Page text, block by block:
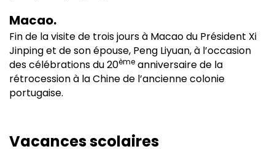
Macao.
Fin de la visite de trois jours à Macao du Président Xi
Jinping et de son épouse, Peng Liyuan, à l’occasion
des célébrations du 20ème anniversaire de la
rétrocession à la Chine de l’ancienne colonie
portugaise.
Vacances scolaires